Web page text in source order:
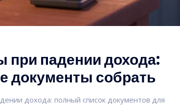
при падении дохода:
документы собрать
дохода: полный список документов для